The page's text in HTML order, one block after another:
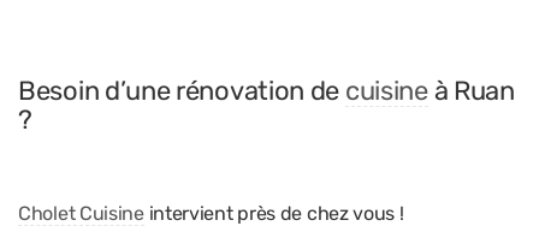
Besoin d’une rénovation de cuisineà Ruan
?
Cholet Cuisineintervient près de chez vous !